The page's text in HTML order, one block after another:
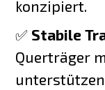
konzipiert.
✅ Stabile
Querträger